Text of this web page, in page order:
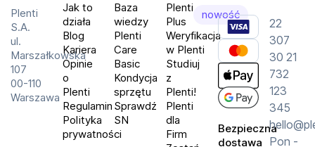
Plenti
S.A.
ul.
Marszałkowska
107
00-110
Warszawa
Jak to
działa
Blog
Kariera
Opinie
o
Plenti
Regulamin
Polityka
prywatności
Baza
wiedzy
Plenti
Care
Basic
Kondycja
sprzętu
Sprawdź
SN
Plenti
Plus
nowość
Weryfikacja
w Plenti
Studiuj
z
Plenti!
Plenti
dla
Firm
Bezpieczna
dostawa
22
307
30 21
732
123
345
Pon -